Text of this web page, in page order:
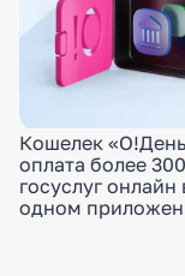
Кошелек
оплата более 300
госуслуг онлайн
одном